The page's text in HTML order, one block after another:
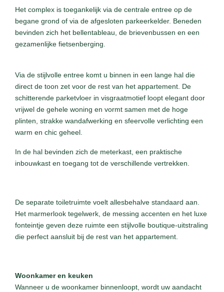
Het complex is toegankelijk via de centrale entree op de
begane grond of via de afgesloten parkeerkelder. Beneden
bevinden zich het bellentableau, de brievenbussen en een
gezamenlijke fietsenberging.
Via de stijlvolle entree komt u binnen in een lange hal die
direct de toon zet voor de rest van het appartement. De
schitterende parketvloer in visgraatmotief loopt elegant door
vrijwel de gehele woning en vormt samen met de hoge
plinten, strakke wandafwerking en sfeervolle verlichting een
warm en chic geheel.
In de hal bevinden zich de meterkast, een praktische
inbouwkast en toegang tot de verschillende vertrekken.
De separate toiletruimte voelt allesbehalve standaard aan.
Het marmerlook tegelwerk, de messing accenten en het luxe
fonteintje geven deze ruimte een stijlvolle boutique-uitstraling
die perfect aansluit bij de rest van het appartement.
Woonkamer en keuken
Wanneer u de woonkamer binnenloopt, wordt uw aandacht